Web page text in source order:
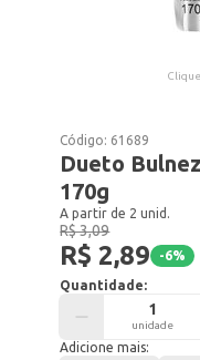
Código: 61689
Dueto
170g
A partir de 2 unid.
R$ 3,09
R$ 2,89 -6%
Quantidade:
unidade
Adicione mais: